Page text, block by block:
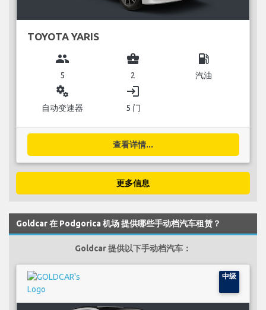
TOYOTA YARIS
group
5
business_center
2
local_gas_station
汽油
miscellaneous_services
自动变速器
login
5 门
查看详情...
更多信息
Goldcar 在 Podgorica 机场 提供哪些手动档汽车租赁？
Goldcar 提供以下手动档汽车：
中级